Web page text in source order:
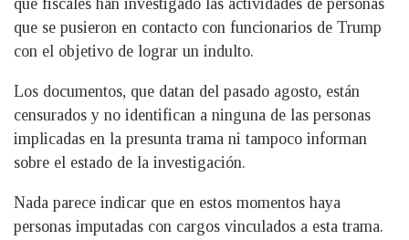
que fiscales han investigado las actividades de personas
que se pusieron en contacto con funcionarios de Trump
con el objetivo de lograr un indulto.
Los documentos, que datan del pasado agosto, están
censurados y no identifican a ninguna de las personas
implicadas en la presunta trama ni tampoco informan
sobre el estado de la investigación.
Nada parece indicar que en estos momentos haya
personas imputadas con cargos vinculados a esta trama.